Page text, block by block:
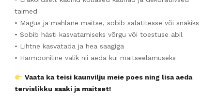
taimed
• Magus ja mahlane maitse, sobib salatitesse või snäkiks
• Sobib hästi kasvatamiseks võrgu või toestuse abil
• Lihtne kasvatada ja hea saagiga
• Harmooniline valik nii aeda kui maitseelamuseks
Vaata ka teisi kaunvilju meie poes ning lisa aeda
tervislikku saaki ja maitset!